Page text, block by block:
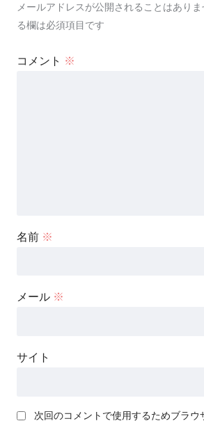
メールアドレスが公開されることはありま
る欄は必須項目です
コメント ※
名前 ※
メール ※
サイト
次回のコメントで使用するためブラウ